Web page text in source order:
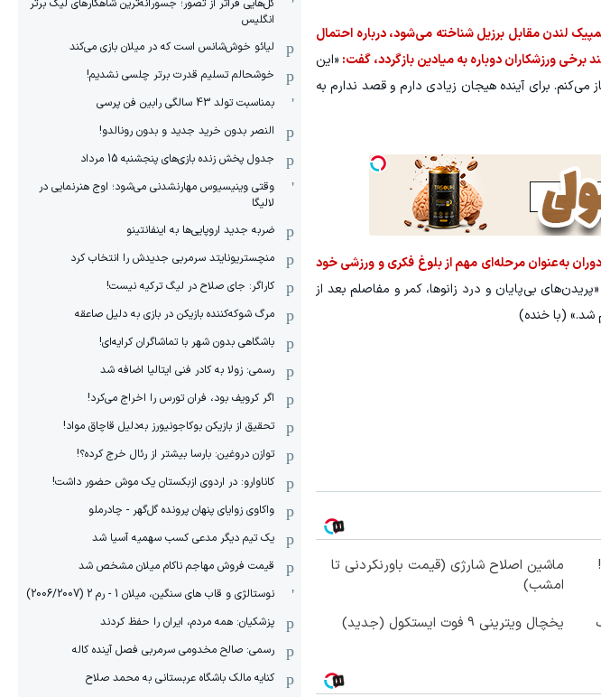
لندن مقابل برزیل شناخته می‌شود، درباره احتمال
ورزشکاران دوباره به میادین بازگردد، گفت: «این
برای آینده هیجان زیادی دارم و قصد ندارم به
به‌عنوان مرحله‌ای مهم از بلوغ فکری و ورزشی خود
«پریدن‌های بی‌پایان و درد زانوها، کمر و مفاصلم بعد از
شد.» (با خنده)
ماشین اصلاح شارژی (قیمت باورنکردنی تا
امشب)
یخچال ویترینی 9 فوت ایستکول (جدید)
گل‌هایی فراتر از تصور؛ جسورانه‌ترین شاهکارهای لیگ برتر
انگلیس
لیائو خوش‌شانس است که در میلان بازی می‌کند
خوشحالم تسلیم قدرت برتر چلسی نشدیم!
بمناسبت تولد 43 سالگی رابین فن پرسی
النصر بدون خرید جدید و بدون رونالدو!
جدول پخش زنده بازی‌های پنجشنبه 15 مرداد
وقتی وینیسیوس مهارنشدنی می‌شود؛ اوج هنرنمایی در
لالیگا
ضربه جدید اروپایی‌ها به اینفانتینو
منچستریونایتد سرمربی جدیدش را انتخاب کرد
کاراگر: جای صلاح در لیگ ترکیه نیست!
مرگ شوکه‌کننده بازیکن در بازی به دلیل صاعقه
باشگاهی بدون شهر با تماشاگران کرایه‌ای!
رسمی: زولا به کادر فنی ایتالیا اضافه شد
اگر کرویف بود، فران تورس را اخراج می‌کرد!
تحقیق از بازیکن بوکاجونیورز به‌دلیل قاچاق مواد!
توازن دروغین: بارسا بیشتر از رئال خرج کرده؟!
کاناوارو: در اردوی ازبکستان یک موش حضور داشت!
واکاوی زوایای پنهان پرونده گل‌گهر - چادرملو
یک تیم دیگر مدعی کسب سهمیه آسیا شد
قیمت فروش مهاجم ناکام میلان مشخص شد
نوستالژی و قاب های سنگین، میلان 1 - رم 2 (2006/2007)
پزشکیان: همه مردم، ایران را حفظ کردند
رسمی: صالح مخدومی سرمربی فصل آینده کاله
کنایه مالک باشگاه عربستانی به محمد صلاح